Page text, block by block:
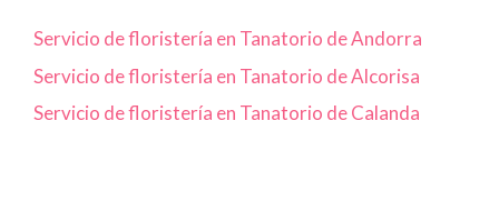
Servicio de floristería en Tanatorio de Andorra
Servicio de floristería en Tanatorio de Alcorisa
Servicio de floristería en Tanatorio de Calanda